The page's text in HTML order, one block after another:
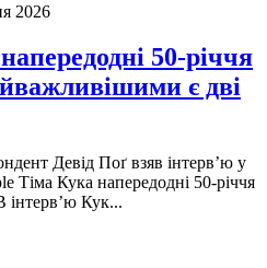
2026
50-річчя
є дві
Девід Поґ взяв інтерв’ю у
Тіма Кука напередодні 50-річчя
інтерв’ю Кук...